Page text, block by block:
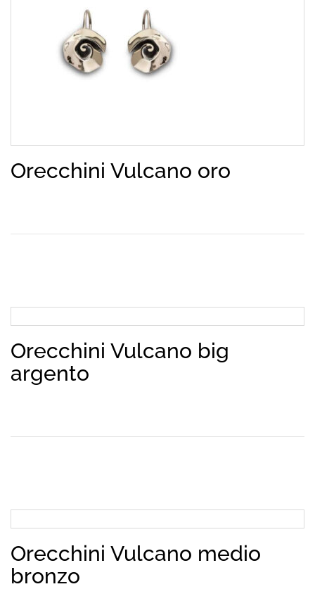
Orecchini Vulcano oro
Orecchini Vulcano big
argento
Orecchini Vulcano medio
bronzo